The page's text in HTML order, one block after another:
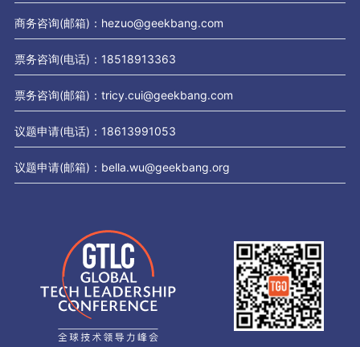
商务咨询(邮箱)：hezuo@geekbang.com
票务咨询(电话)：18518913363
票务咨询(邮箱)：tricy.cui@geekbang.com
议题申请(电话)：18613991053
议题申请(邮箱)：bella.wu@geekbang.org